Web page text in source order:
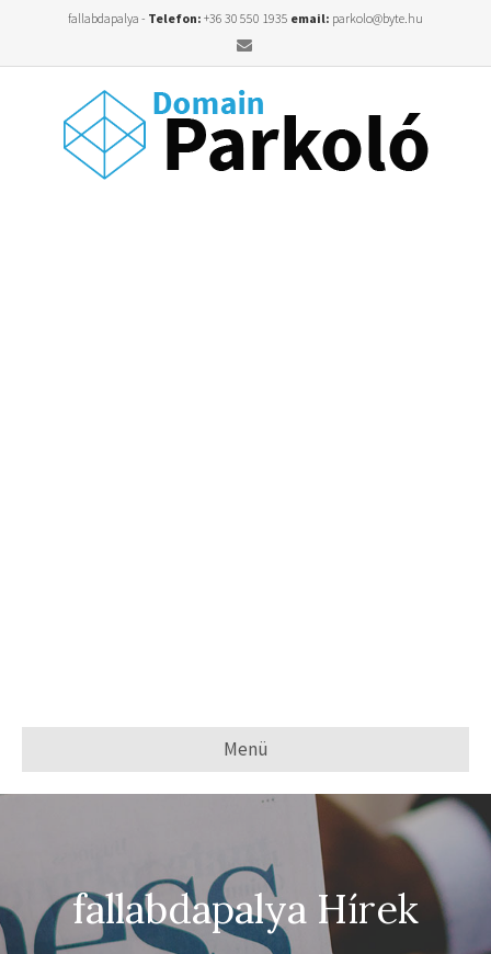
fallabdapalya - Telefon: +36 30 550 1935 email: parkolo@byte.hu
Email
Menü
fallabdapalya Hírek